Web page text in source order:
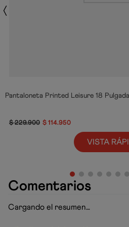
Pantaloneta Printed Leisure 18
$229.900 $ 114.950
VISTA
Comentarios
Cargando el resumen…